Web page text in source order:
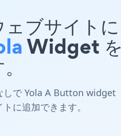
ブサイト
Widget
しで Yola A Button widget
に追加できます。